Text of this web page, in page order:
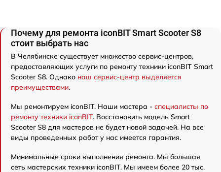
Почему для ремонта iconBIT Smart Scooter S8
стоит выбрать нас
В Челябинске существует множество сервис-центров,
предоставляющих услуги по ремонту техники iconBIT Smart
Scooter S8. Однако наш сервис-центр выделяется
преимуществами.
Мы ремонтируем iconBIT. Наши мастера - специалисты по
ремонту техники iconBIT. Восстановить модель Smart
Scooter S8 для мастеров не будет новой задачей. На все
виды проведенных работ у нас имеется гарантия.
Минимальные сроки выполнения ремонта. Мы большая
сеть мастерских техники iconBIT. Мы имеем более 20 тыс.